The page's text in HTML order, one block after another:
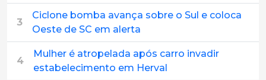
3
Ciclone bomba avança sobre o Sul e coloca
Oeste de SC em alerta
4
Mulher é atropelada após carro invadir
estabelecimento em Herval